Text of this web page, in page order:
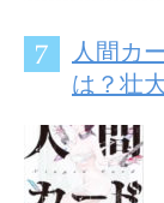
人間カ
は？壮